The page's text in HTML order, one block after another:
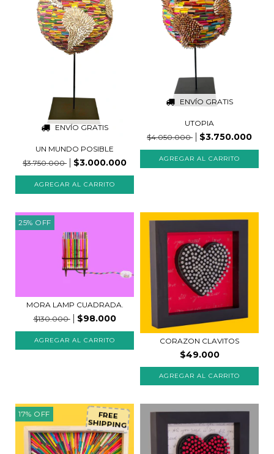
ENVÍO GRATIS
UN MUNDO POSIBLE
$3.750.000
$3.000.000
ENVÍO GRATIS
UTOPIA
$4.050.000
$3.750.000
25% OFF
MORA LAMP CUADRADA.
$130.000
$98.000
CORAZON CLAVITOS
$49.000
AGREGAR AL CARRITO
17% OFF FREE
SHIPPING